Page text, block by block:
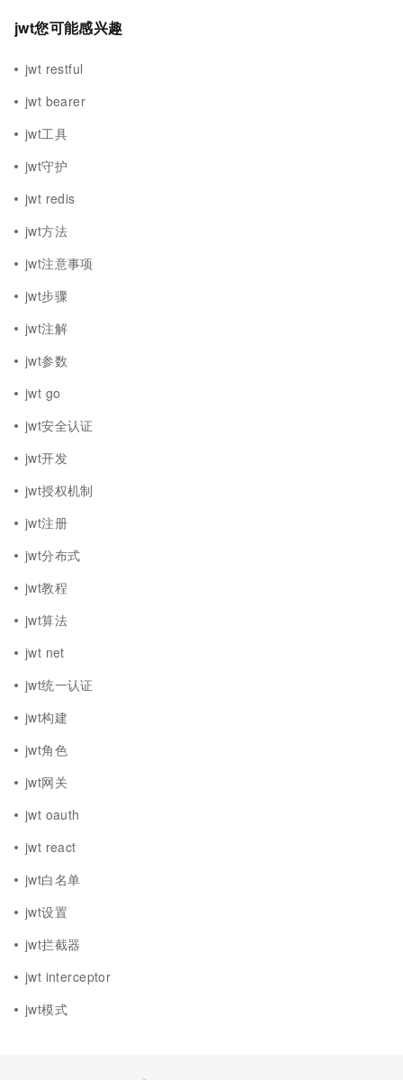
jwt您可能感兴趣
jwt restful
jwt bearer
jwt工具
jwt守护
jwt redis
jwt方法
jwt注意事项
jwt步骤
jwt注解
jwt参数
jwt go
jwt安全认证
jwt开发
jwt授权机制
jwt注册
jwt分布式
jwt教程
jwt算法
jwt net
jwt统一认证
jwt构建
jwt角色
jwt网关
jwt oauth
jwt react
jwt白名单
jwt设置
jwt拦截器
jwt interceptor
jwt模式